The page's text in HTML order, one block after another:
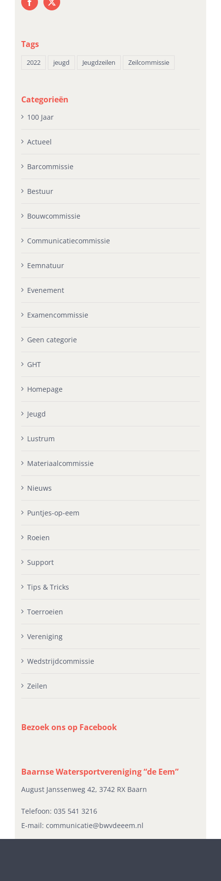
Tags
2022 jeugd Jeugdzeilen Zeilcommissie
Categorieën
100 Jaar
Actueel
Barcommissie
Bestuur
Bouwcommissie
Communicatiecommissie
Eemnatuur
Evenement
Examencommissie
Geen categorie
GHT
Homepage
Jeugd
Lustrum
Materiaalcommissie
Nieuws
Puntjes-op-eem
Roeien
Support
Tips & Tricks
Toerroeien
Vereniging
Wedstrijdcommissie
Zeilen
Bezoek ons op Facebook
Baarnse Watersportvereniging “de Eem”
August Janssenweg 42, 3742 RX Baarn
Telefoon:035 541 3216
E-mail:communicatie@bwvdeeem.nl